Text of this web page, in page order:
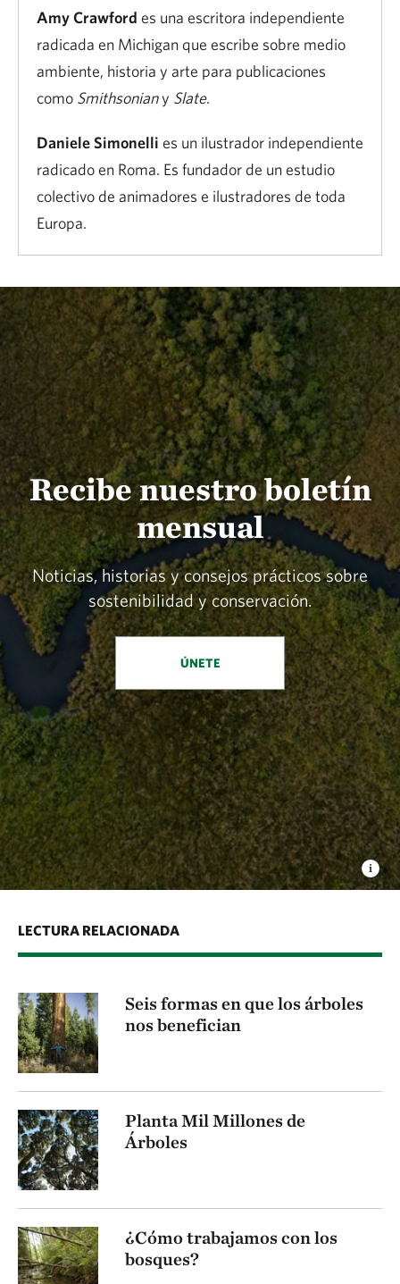
Amy Crawford es una escritora independiente
radicada en Michigan que escribe sobre medio
ambiente, historia y arte para publicaciones
como Smithsoniany Slate.
Daniele Simonelli es un ilustrador independiente
radicado en Roma. Es fundador de un estudio
colectivo de animadores e ilustradores de toda
Europa.
Recibe nuestro boletín
mensual
Noticias, historias y consejos prácticos sobre
sostenibilidad y conservación.
ÚNETE
LECTURA RELACIONADA
Seis formas en que los árboles
nos benefician
Planta Mil Millones de
Árboles
¿Cómo trabajamos con los
bosques?